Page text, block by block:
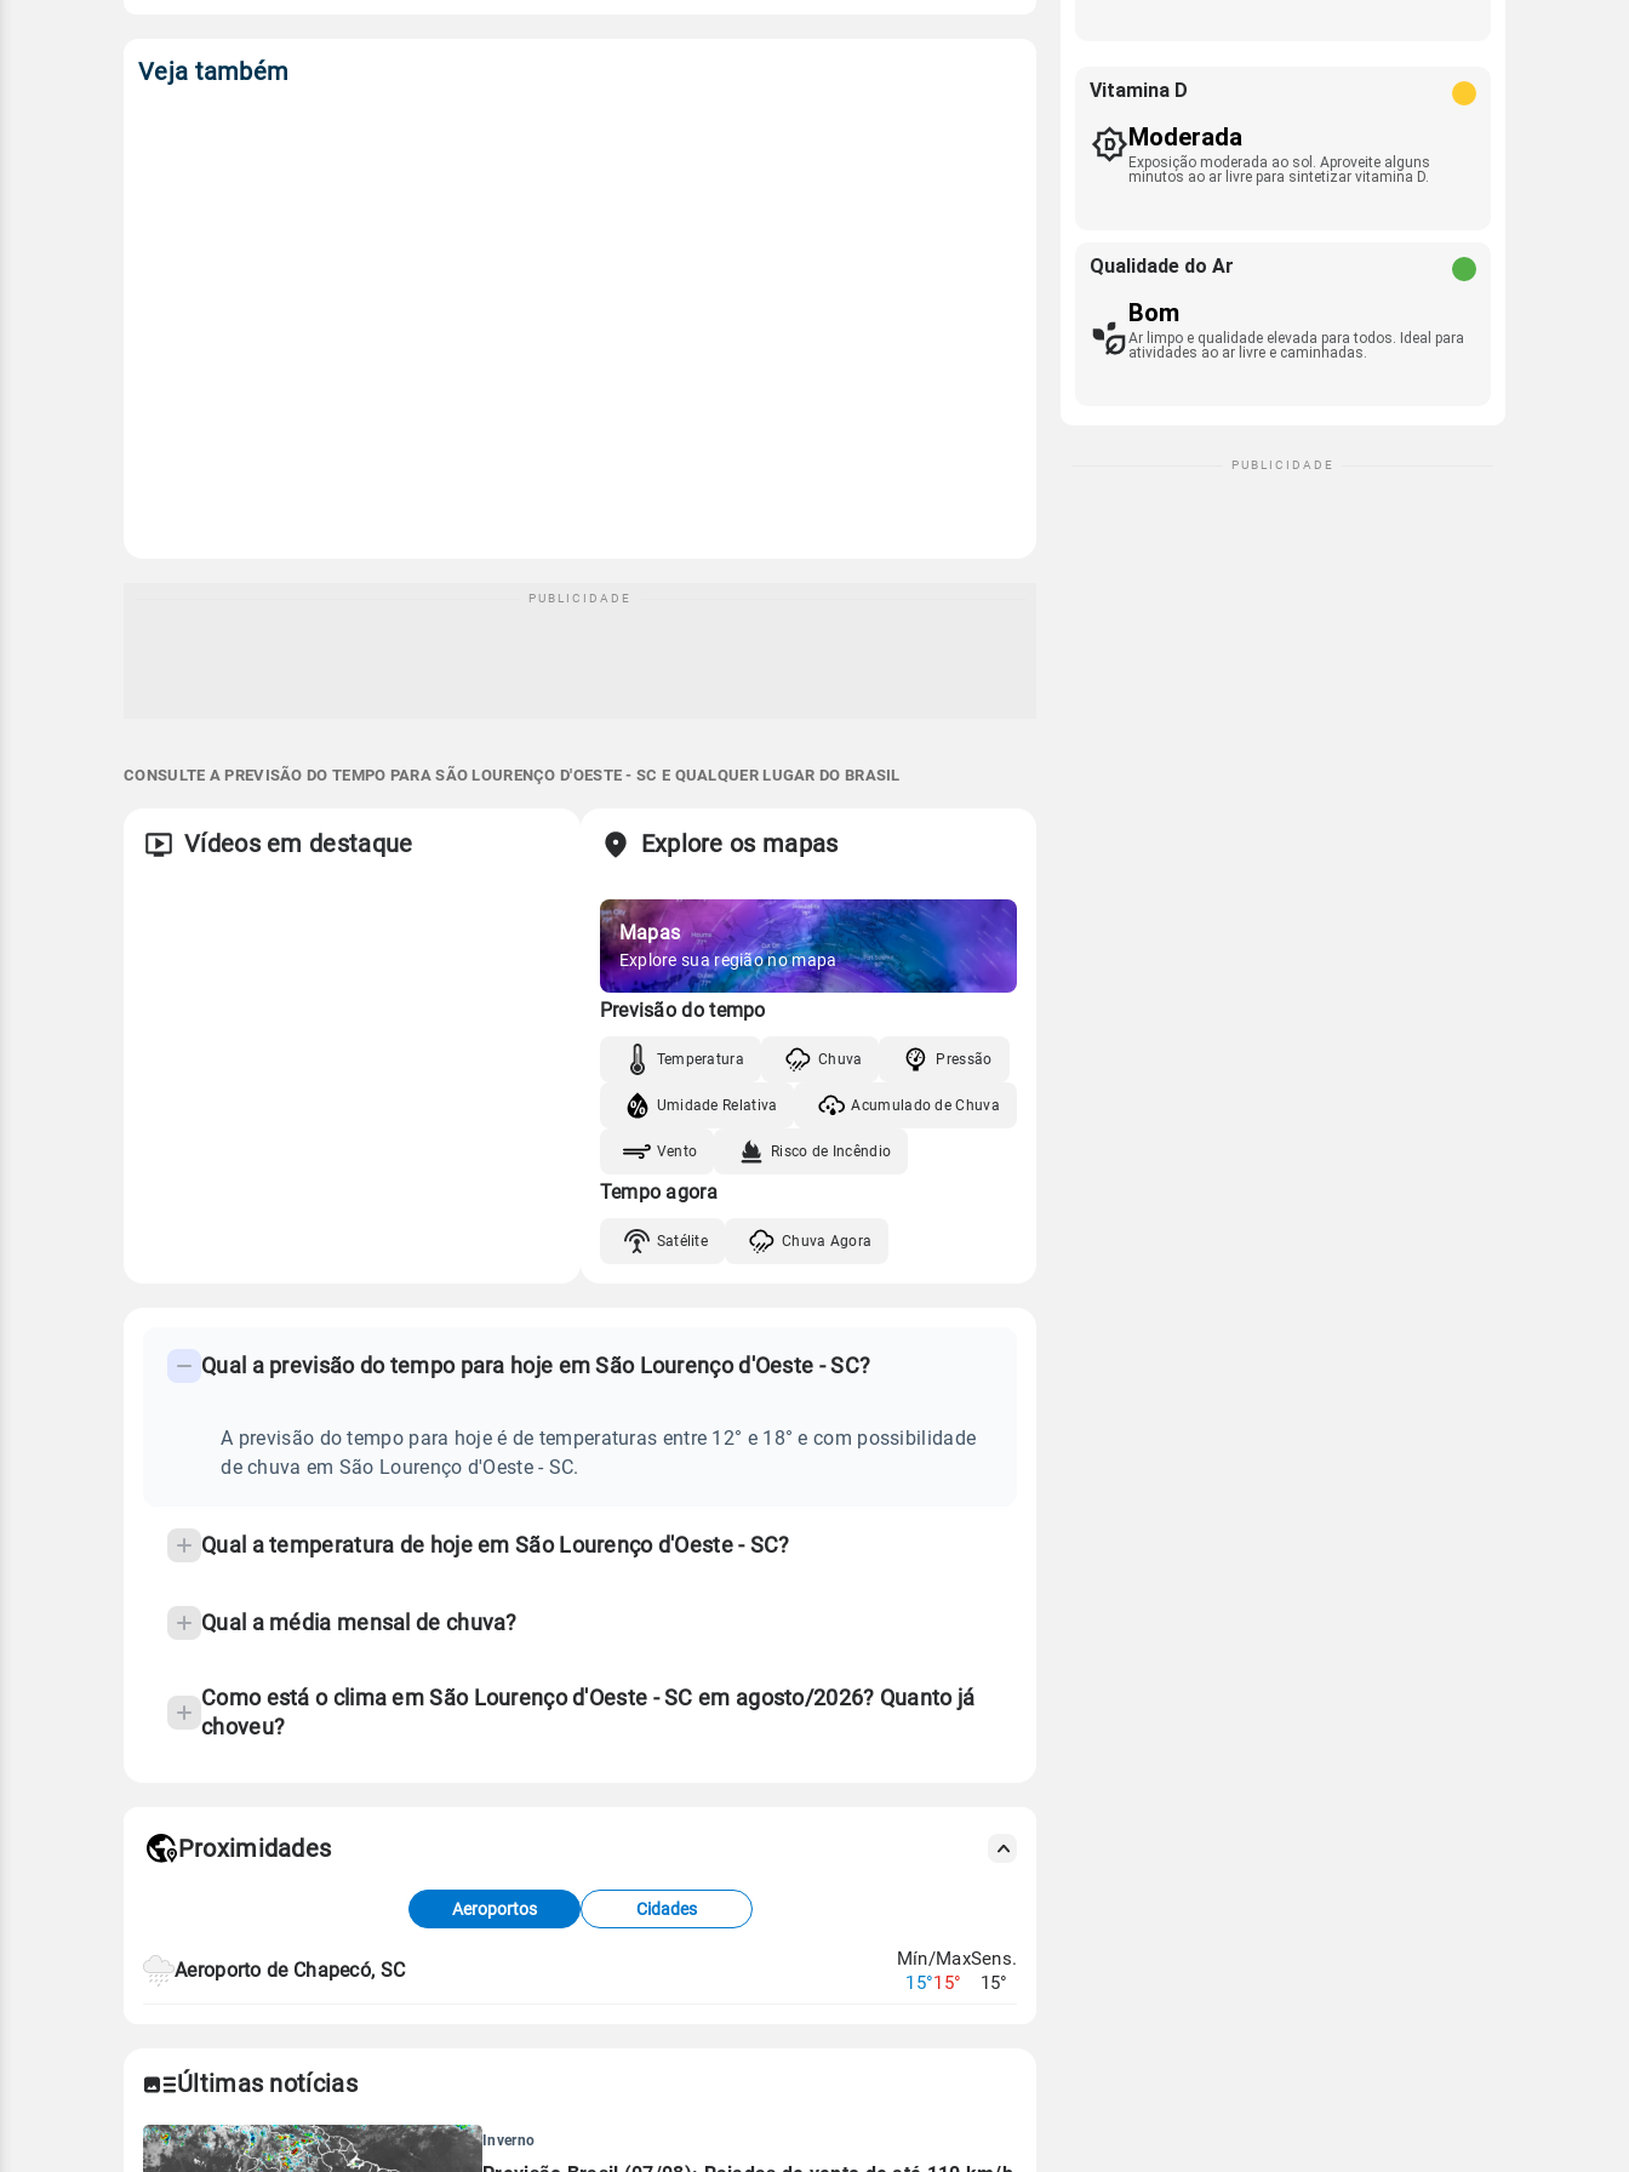
Veja também
CONSULTE A PREVISÃO DO TEMPO PARA SÃO LOURENÇO D'OESTE - SC E QUALQUER LUGAR DO BRASIL
Vídeos em destaque Explore os mapas
Mapas
Explore sua região no mapa
Previsão do tempo
Temperatura Chuva Pressão
Umidade Relativa Acumulado de Chuva
Vento Risco de Incêndio
Tempo agora
Satélite Chuva Agora
PREVISÃO
frequentes
temperatura
Qual a previsão do tempo para hoje em São Lourenço d'Oeste - SC?
A previsão do tempo para hoje é de temperaturas entre 12° e 18° e com possibilidade
de chuva em São Lourenço d'Oeste - SC.
Qual a temperatura de hoje em São Lourenço d'Oeste - SC?
Qual a média mensal de chuva?
Como está o clima em São Lourenço d'Oeste - SC em agosto/2026? Quanto já
choveu?
de Tempo e Estudos Climáticos (CPTEC).
Proximidades
Aeroportos Cidades
Aeroporto de Chapecó, SC
Mín/Max
15°15°
Sens.
15°
Últimas notícias
Inverno
Vitamina D
Moderada
Exposição moderada ao sol. Aproveite alguns
minutos ao ar livre para sintetizar vitamina D.
Qualidade do Ar
Bom
Ar limpo e qualidade elevada para todos. Ideal para
atividades ao ar livre e caminhadas.